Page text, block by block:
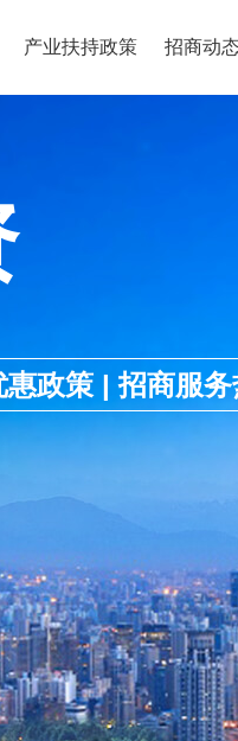
产业扶持政策 招商动
政策 | 招商服